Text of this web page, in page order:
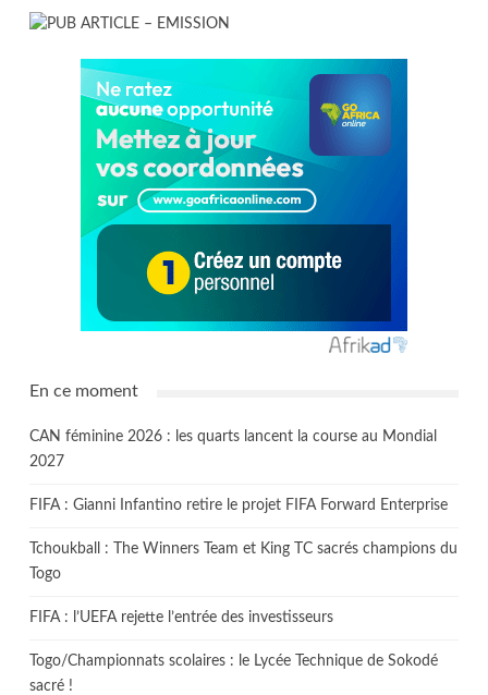
En ce moment
CAN féminine 2026 : les quarts lancent la course au Mondial
2027
FIFA : Gianni Infantino retire le projet FIFA Forward Enterprise
Tchoukball : The Winners Team et King TC sacrés champions du
Togo
FIFA : l’UEFA rejette l’entrée des investisseurs
Togo/Championnats scolaires : le Lycée Technique de Sokodé
sacré !